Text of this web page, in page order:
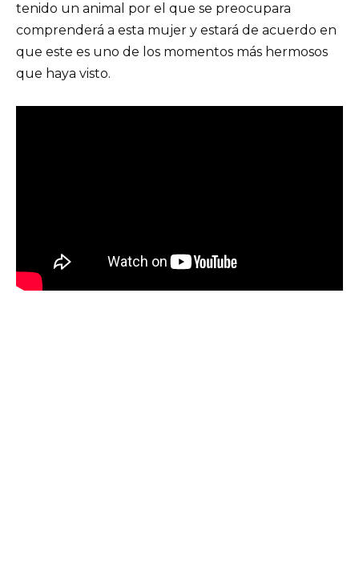
tenido un animal por el que se preocupara
comprenderá a esta mujer y estará de acuerdo en
que este es uno de los momentos más hermosos
que haya visto.